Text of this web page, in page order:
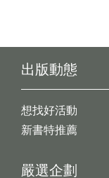
出版動態
想找好活動
新書特推薦
嚴選企劃